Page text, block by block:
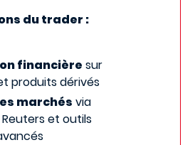
du trader :
financière sur
produits dérivés
marchés via
et outils